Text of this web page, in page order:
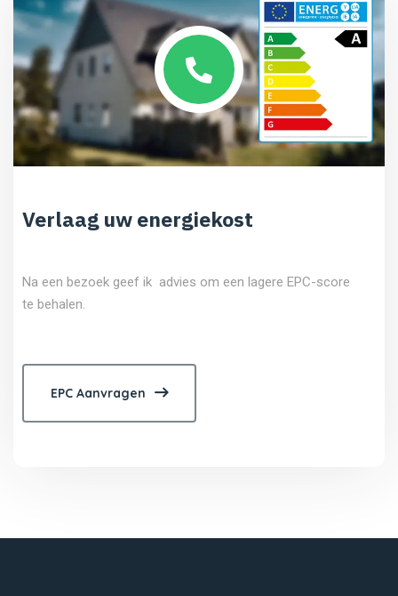
Verlaag uw energiekost
Na een bezoek geef ik advies om een lagere EPC-score
te behalen.
EPC Aanvragen